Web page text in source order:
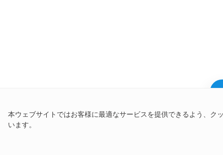
本ウェブサイトではお客様に最適なサービスを提供できるよう、ク
います。